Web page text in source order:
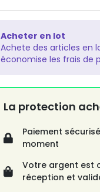
Acheter en lot
Achete des articles en
économise les frais de
La protection
Paiement
moment
Votre argent est
réception et